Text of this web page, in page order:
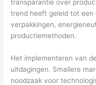
transparantie over
trend heeft geleid tot een
verpakkingen,
productiemethoden.
Het implementeren van
uitdagingen. Smallere
noodzaak voor